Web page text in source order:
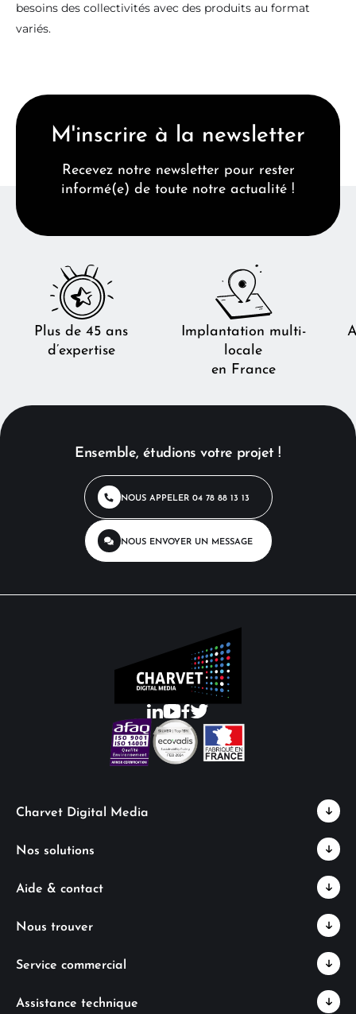
besoins des collectivités avec des produits au format
variés.
M'inscrire à la newsletter
Recevez notre newsletter pour rester
informé(e) de toute notre actualité !
Plus de 45 ans
d’expertise
Implantation multi-
locale
en France
Ensemble, étudions votre projet !
NOUS APPELER04 78 88 13 13
NOUS ENVOYERUN MESSAGE
Charvet Digital Media
Nos solutions
Aide & contact
Nous trouver
Service commercial
Assistance technique